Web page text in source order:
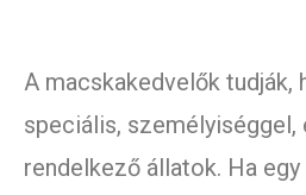
A macskakedvelők tudják,
speciális, személyiséggel,
rendelkező állatok. Ha